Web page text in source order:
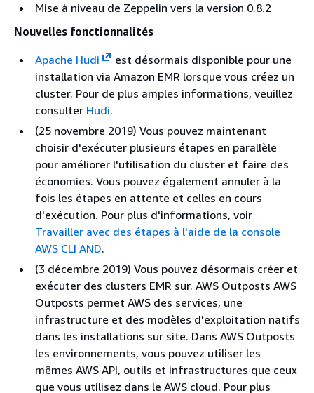
Mise à niveau de Zeppelin vers la version 0.8.2
Nouvelles fonctionnalités
Apache Hudi
est désormais disponible pour une
installation via Amazon EMR lorsque vous créez un
cluster. Pour de plus amples informations, veuillez
consulter Hudi.
(25 novembre 2019) Vous pouvez maintenant
choisir d'exécuter plusieurs étapes en parallèle
pour améliorer l'utilisation du cluster et faire des
économies. Vous pouvez également annuler à la
fois les étapes en attente et celles en cours
d'exécution. Pour plus d'informations, voir
Travailler avec des étapes à l'aide de la console
AWS CLI AND.
(3 décembre 2019) Vous pouvez désormais créer et
exécuter des clusters EMR sur. AWS Outposts AWS
Outposts permet AWS des services, une
infrastructure et des modèles d'exploitation natifs
dans les installations sur site. Dans AWS Outposts
les environnements, vous pouvez utiliser les
mêmes AWS API, outils et infrastructures que ceux
que vous utilisez dans le AWS cloud. Pour plus